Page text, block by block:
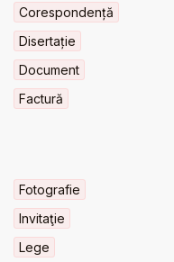
Corespondență
Disertație
Document
Factură
Fotografie
Invitaţie
Lege